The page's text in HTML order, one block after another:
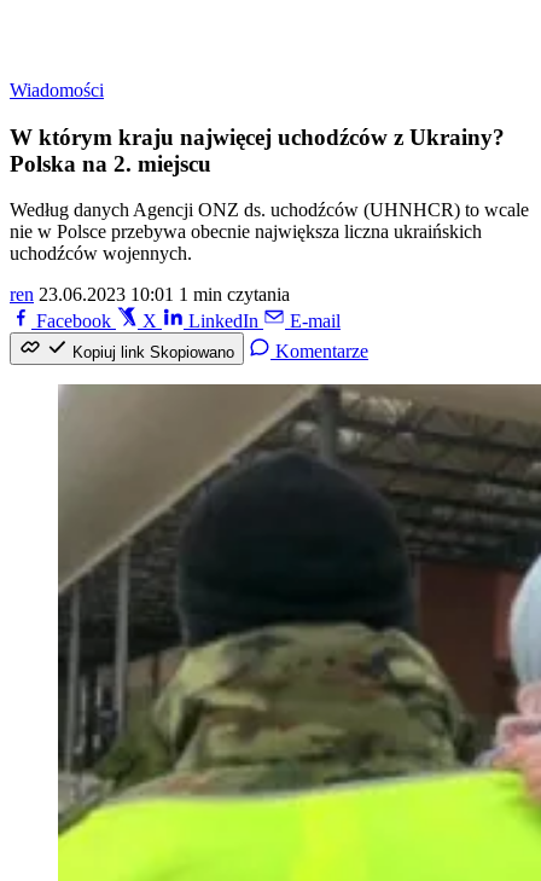
Wiadomości
W którym kraju najwięcej uchodźców z Ukrainy?
Polska na 2. miejscu
Według danych Agencji ONZ ds. uchodźców (UHNHCR) to wcale
nie w Polsce przebywa obecnie największa liczna ukraińskich
uchodźców wojennych.
ren 23.06.2023 10:01 1 min czytania
Facebook
X LinkedIn E-mail
Kopiuj link Skopiowano Komentarze